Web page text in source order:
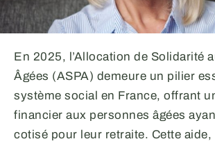
En 2025, l’Allocation de Solidarité
Âgées (ASPA) demeure un pilier
système social en France, offrant
financier aux personnes âgées
cotisé pour leur retraite. Cette